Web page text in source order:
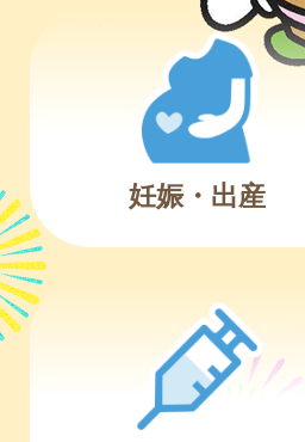
妊娠・出産